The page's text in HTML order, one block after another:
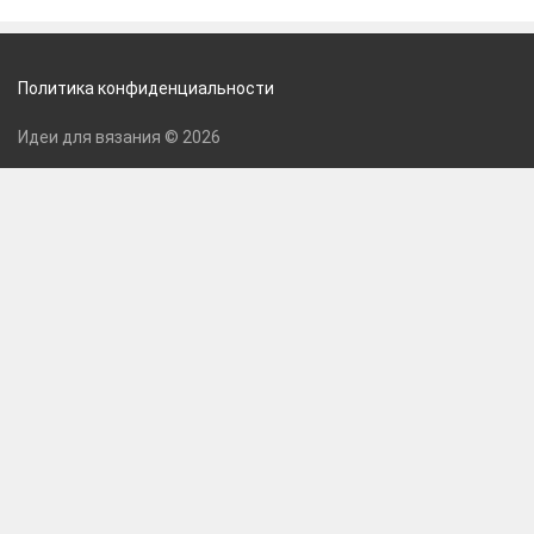
Политика конфиденциальности
Идеи для вязания © 2026